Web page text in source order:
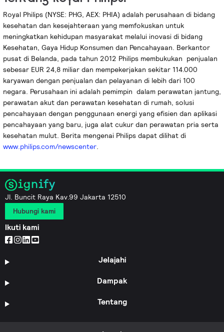
Royal Philips (NYSE: PHG, AEX: PHIA) adalah perusahaan di bidang
kesehatan dan kesejahteraan yang memfokuskan untuk
meningkatkan kehidupan masyarakat melalui inovasi di bidang
Kesehatan, Gaya Hidup Konsumen dan Pencahayaan. Berkantor
pusat di Belanda, pada tahun 2012 Philips membukukan penjualan
sebesar EUR 24,8 miliar dan mempekerjakan sekitar 114.000
karyawan dengan penjualan dan pelayanan di lebih dari 100
negara. Perusahaan ini adalah pemimpin dalam perawatan jantung,
perawatan akut dan perawatan kesehatan di rumah, solusi
pencahayaan dengan penggunaan energi yang efisien dan aplikasi
pencahayaan yang baru, juga alat cukur dan perawatan pria serta
kesehatan mulut. Berita mengenai Philips dapat dilihat di
www.philips.com/newscenter.
Jl. Buncit Raya Kav.99 Jakarta 12510
Hubungi kami
Ikuti kami
Jelajahi
Dampak
Tentang